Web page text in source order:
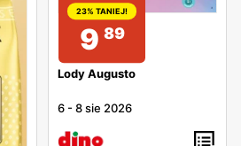
23% TANIEJ!
9 89
Lody Augusto
6 -8 sie 2026